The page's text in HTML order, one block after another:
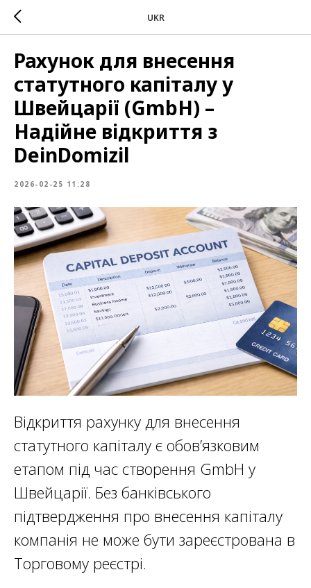
UKR
Рахунок для внесення
статутного капіталу у
Швейцарії (GmbH) –
Надійне відкриття з
DeinDomizil
2026-02-25 11:28
Відкриття рахунку для внесення
статутного капіталу є обов’язковим
етапом під час створення GmbH у
Швейцарії. Без банківського
підтвердження про внесення капіталу
компанія не може бути зареєстрована в
Торговому реєстрі.